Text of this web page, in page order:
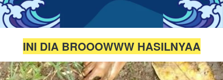
INI DIA BROOOWWW HASILNYAA